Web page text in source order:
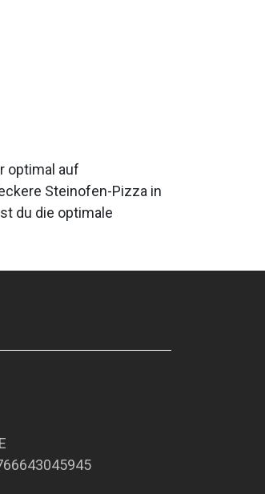
optimal auf
Steinofen-Pizza in
du die optimale